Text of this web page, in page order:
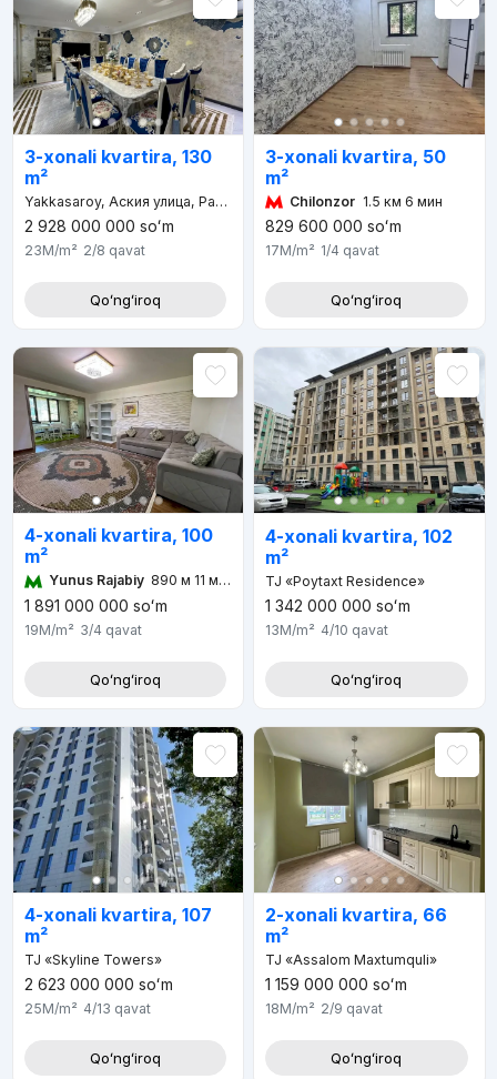
3-xonali kvartira, 130
m²
Yakkasaroy, Аския улица, Ракат махалля
2 928 000 000 soʻm
23M/m² 2/8 qavat
Qoʻngʻiroq
3-xonali kvartira, 50
m²
Chilonzor 1.5 км 6 мин
829 600 000 soʻm
17M/m² 1/4 qavat
Qoʻngʻiroq
4-xonali kvartira, 100
m²
Yunus Rajabiy 890 м 11 мин
1 891 000 000 soʻm
19M/m² 3/4 qavat
Qoʻngʻiroq
4-xonali kvartira, 102
m²
TJ «Poytaxt Residence»
1 342 000 000 soʻm
13M/m² 4/10 qavat
Qoʻngʻiroq
4-xonali kvartira, 107
m²
TJ «Skyline Towers»
2 623 000 000 soʻm
25M/m² 4/13 qavat
Qoʻngʻiroq
2-xonali kvartira, 66
m²
TJ «Assalom Maxtumquli»
1 159 000 000 soʻm
18M/m² 2/9 qavat
Qoʻngʻiroq